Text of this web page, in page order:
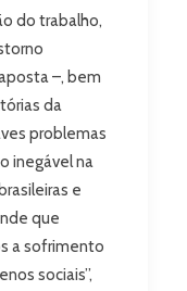
do trabalho,
–, bem
da
problemas
inegável na
e
que
a sofrimento
sociais”,